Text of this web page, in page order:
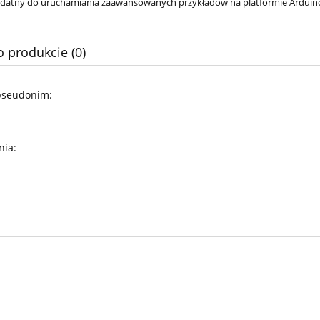
produkcie (0)